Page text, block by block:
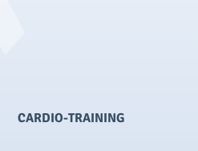
CARDIO-TRAINING